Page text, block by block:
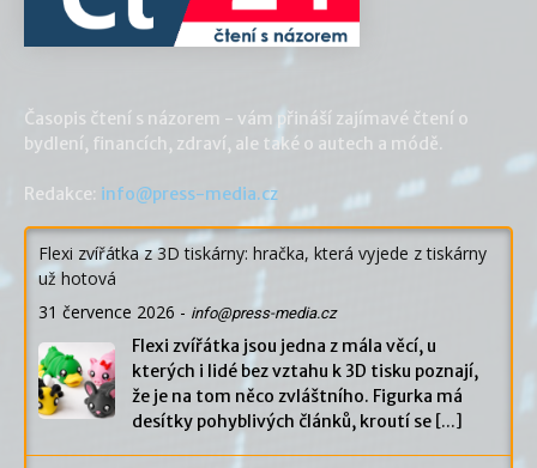
Časopis čtení s názorem - vám přináší zajímavé čtení o
bydlení, financích, zdraví, ale také o autech a módě.
Redakce: info@press-media.cz
Flexi zvířátka z 3D tiskárny: hračka, která vyjede z tiskárny
už hotová
31 července 2026 - info@press-media.cz
Flexi zvířátka jsou jedna z mála věcí, u
kterých i lidé bez vztahu k 3D tisku poznají,
že je na tom něco zvláštního. Figurka má
desítky pohyblivých článků, kroutí se [...]